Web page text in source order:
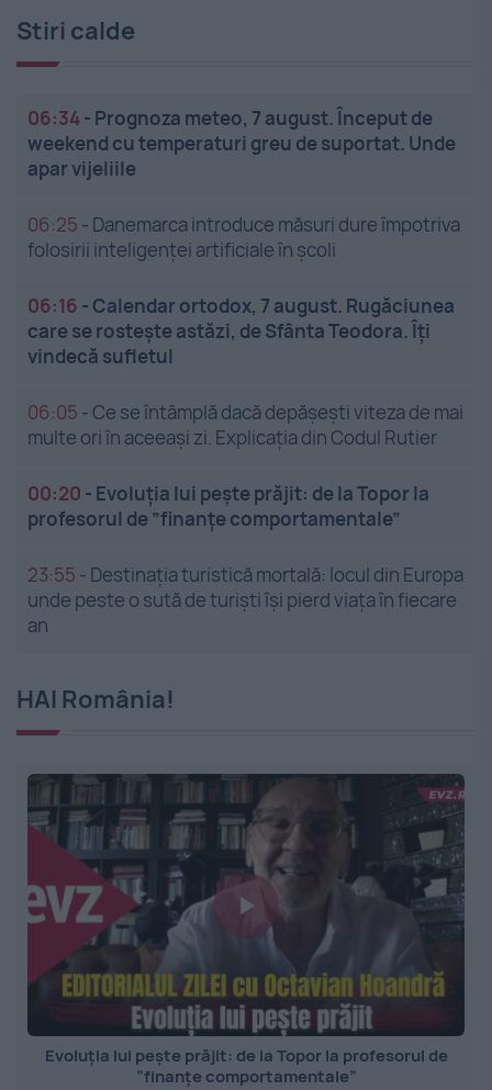
Stiri calde
06:34- Prognoza meteo, 7 august. Început de
weekend cu temperaturi greu de suportat. Unde
apar vijeliile
06:25 - Danemarca introduce măsuri dure împotriva
folosirii inteligenței artificiale în școli
06:16 -Calendar ortodox, 7 august. Rugăciunea
care se rostește astăzi, de Sfânta Teodora. Îți
vindecă sufletul
06:05 -Ce se întâmplă dacă depășești viteza de mai
multe ori în aceeași zi. Explicația din Codul Rutier
00:20 - Evoluția lui pește prăjit: de la Topor la
profesorul de ”finanțe comportamentale”
23:55 - Destinația turistică mortală: locul din Europa
unde peste o sută de turiști își pierd viața în fiecare
an
HAI România!
Evoluția lui pește prăjit: de la Topor la profesorul de
”finanțe comportamentale”